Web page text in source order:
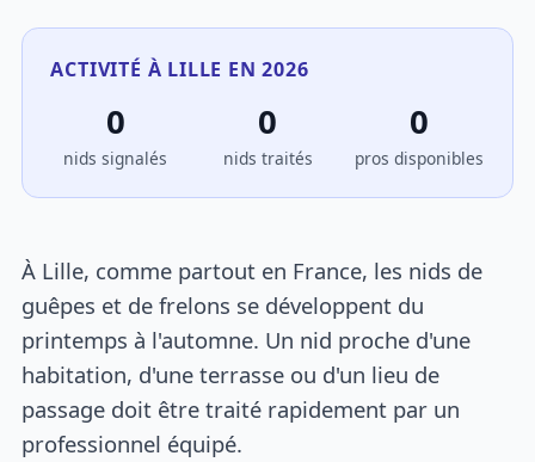
ACTIVITÉ À LILLE EN 2026
0
nids signalés
0
nids traités
0
pros disponibles
À Lille, comme partout en France, les nids de
guêpes et de frelons se développent du
printemps à l'automne. Un nid proche d'une
habitation, d'une terrasse ou d'un lieu de
passage doit être traité rapidement par un
professionnel équipé.